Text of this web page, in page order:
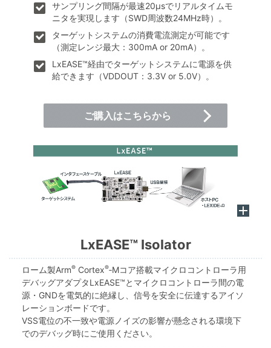
サンプリング間隔が最速20μsでリアルタイムモ
ニタを実現します（SWD周波数24MHz時）。
ターゲットシステムの消費電流測定が可能です
（測定レンジ最大：300mA or 20mA）。
LxEASE™経由でターゲットシステムに電源を供
給できます（VDDOUT：3.3V or 5.0V）。
ご購入はこちらから
LxEASE™ Isolator
ローム製Arm®Cortex®‑Mコア搭載マイクロコントローラ用
デバッグアダプタLxEASE™とマイクロコントローラ間の電
源・GNDを電気的に絶縁し、信号を安全に伝達するアイソ
レーションボードです。
VSS電位の不一致や電源ノイズの影響が懸念される環境下
でのデバッグ時にご使用ください。